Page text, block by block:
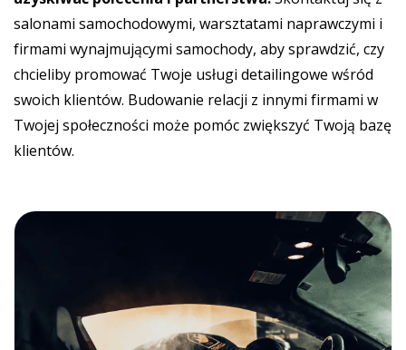
salonami samochodowymi, warsztatami naprawczymi i
firmami wynajmującymi samochody, aby sprawdzić, czy
chcieliby promować Twoje usługi detailingowe wśród
swoich klientów. Budowanie relacji z innymi firmami w
Twojej społeczności może pomóc zwiększyć Twoją bazę
klientów.